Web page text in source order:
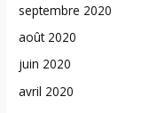
septembre 2020
août 2020
juin 2020
avril 2020